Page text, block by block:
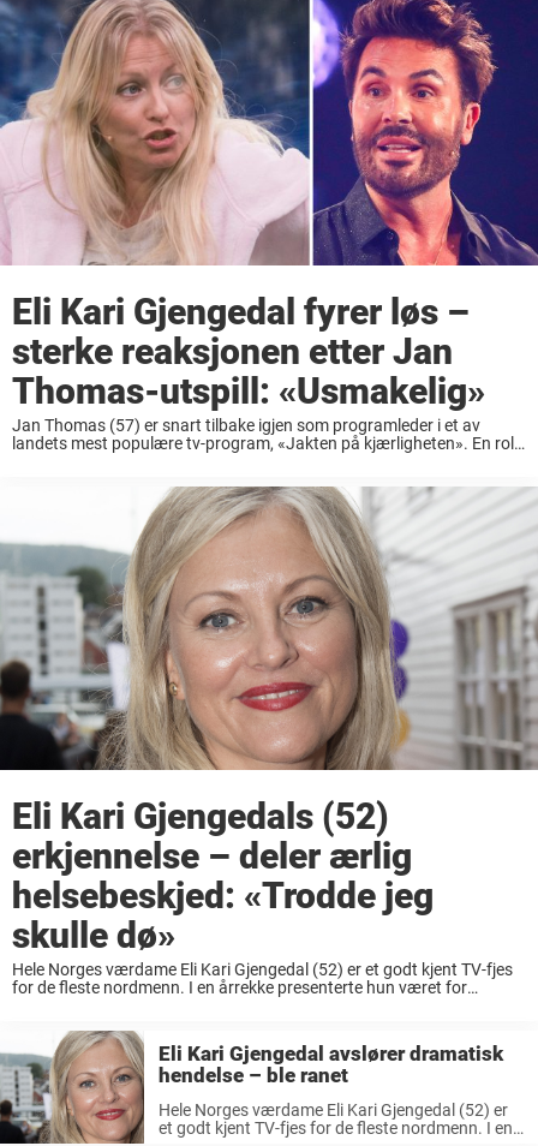
Eli Kari Gjengedal fyrer løs –
sterke reaksjonen etter Jan
Thomas-utspill: «Usmakelig»
Jan Thomas (57) er snart tilbake igjen som programleder i et av
landets mest populære tv-program, «Jakten på kjærligheten». En rolle
Eli Kari Gjengedals (52)
erkjennelse – deler ærlig
helsebeskjed: «Trodde jeg
skulle dø»
Hele Norges værdame Eli Kari Gjengedal (52) er et godt kjent TV-fjes
for de fleste nordmenn. I en årrekke presenterte hun været for
Eli Kari Gjengedal avslører dramatisk
hendelse – ble ranet
Hele Norges værdame Eli Kari Gjengedal (52) er
et godt kjent TV-fjes for de fleste nordmenn. I en